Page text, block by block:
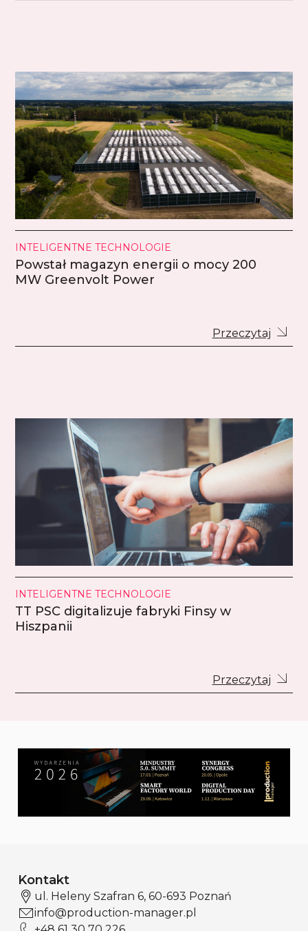
INTELIGENTNE TECHNOLOGIE
Powstał magazyn energii o mocy 200
MW Greenvolt Power
Przeczytaj
INTELIGENTNE TECHNOLOGIE
TT PSC digitalizuje fabryki Finsy w
Hiszpanii
Przeczytaj
Kontakt
ul. Heleny Szafran 6, 60-693 Poznań
info@production-manager.pl